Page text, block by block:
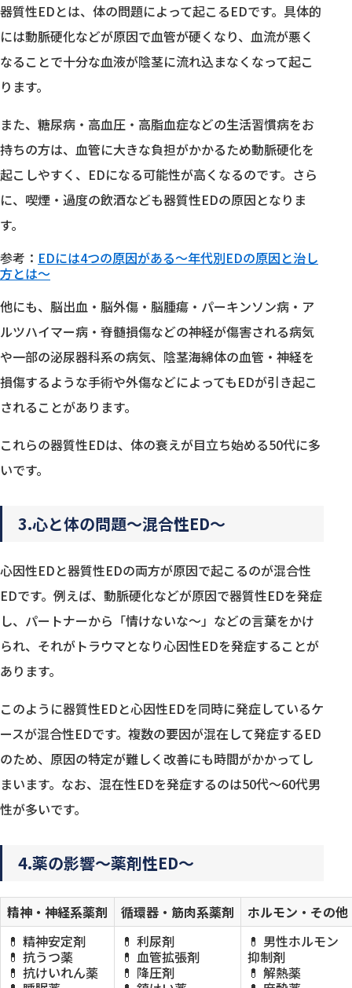
器質性EDとは、体の問題によって起こるEDです。具体的
には動脈硬化などが原因で血管が硬くなり、血流が悪く
なることで十分な血液が陰茎に流れ込まなくなって起こ
ります。
また、糖尿病・高血圧・高脂血症などの生活習慣病をお
持ちの方は、血管に大きな負担がかかるため動脈硬化を
起こしやすく、EDになる可能性が高くなるのです。さら
に、喫煙・過度の飲酒なども器質性EDの原因となりま
す。
参考： EDには4つの原因がある〜年代別EDの原因と治し
方とは〜
他にも、脳出血・脳外傷・脳腫瘍・パーキンソン病・ア
ルツハイマー病・脊髄損傷などの神経が傷害される病気
や一部の泌尿器科系の病気、陰茎海綿体の血管・神経を
損傷するような手術や外傷などによってもEDが引き起こ
されることがあります。
これらの器質性EDは、体の衰えが目立ち始める50代に多
いです。
3.心と体の問題〜混合性ED〜
心因性EDと器質性EDの両方が原因で起こるのが混合性
EDです。例えば、動脈硬化などが原因で器質性EDを発症
し、パートナーから「情けないな〜」などの言葉をかけ
られ、それがトラウマとなり心因性EDを発症することが
あります。
このように器質性EDと心因性EDを同時に発症しているケ
ースが混合性EDです。複数の要因が混在して発症するED
のため、原因の特定が難しく改善にも時間がかかってし
まいます。なお、混在性EDを発症するのは50代〜60代男
性が多いです。
4.薬の影響〜薬剤性ED〜
精神・神経系薬剤 循環器・筋肉系薬剤
ホルモン・その他
💊 精神安定剤
💊 抗うつ薬
💊 抗けいれん薬
💊 利尿剤
💊 血管拡張剤
💊 降圧剤
💊 男性ホルモン
抑制剤
💊 解熱薬